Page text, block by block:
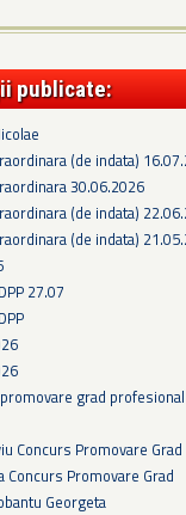
publicate:
(de indata)
30.06.2026
(de indata)
(de indata)
27.07
grad profesional
Concurs Promovare Grad
Concurs Promovare Grad
Georgeta